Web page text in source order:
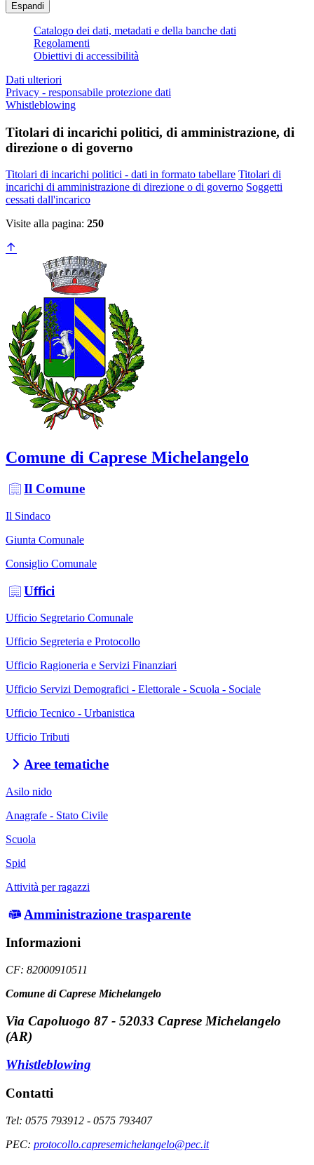
Espandi
Catalogo dei dati, metadati e della banche dati
Regolamenti
Obiettivi di accessibilità
Dati ulteriori
Privacy - responsabile protezione dati
Whistleblowing
Titolari di incarichi politici, di amministrazione, di
direzione o di governo
Titolari di incarichi politici - dati in formato tabellare Titolari di
incarichi di amministrazione di direzione o di governo Soggetti
cessati dall'incarico
Visite alla pagina: 250
Comune di Caprese Michelangelo
Il Comune
Il Sindaco
Giunta Comunale
Consiglio Comunale
Uffici
Ufficio Segretario Comunale
Ufficio Segreteria e Protocollo
Ufficio Ragioneria e Servizi Finanziari
Ufficio Servizi Demografici - Elettorale - Scuola - Sociale
Ufficio Tecnico - Urbanistica
Ufficio Tributi
Aree tematiche
Asilo nido
Anagrafe - Stato Civile
Scuola
Spid
Attività per ragazzi
Amministrazione trasparente
Informazioni
CF: 82000910511
Comune di Caprese Michelangelo
Via Capoluogo 87 - 52033 Caprese Michelangelo
(AR)
Whistleblowing
Contatti
Tel: 0575 793912 - 0575 793407
PEC: protocollo.capresemichelangelo@pec.it